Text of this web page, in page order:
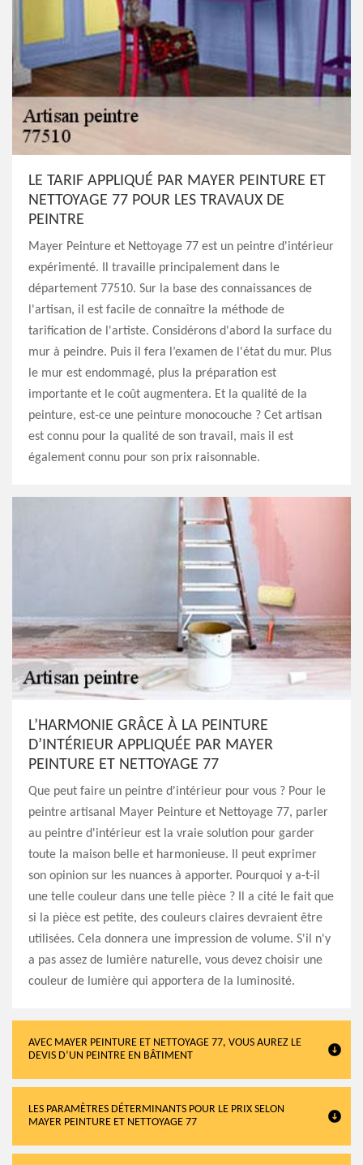
LE TARIF APPLIQUÉ PAR MAYER PEINTURE ET
NETTOYAGE 77 POUR LES TRAVAUX DE
PEINTRE
Mayer Peinture et Nettoyage 77 est un peintre d'intérieur
expérimenté. Il travaille principalement dans le
département 77510. Sur la base des connaissances de
l'artisan, il est facile de connaître la méthode de
tarification de l'artiste. Considérons d'abord la surface du
mur à peindre. Puis il fera l’examen de l'état du mur. Plus
le mur est endommagé, plus la préparation est
importante et le coût augmentera. Et la qualité de la
peinture, est-ce une peinture monocouche ? Cet artisan
est connu pour la qualité de son travail, mais il est
également connu pour son prix raisonnable.
L’HARMONIE GRÂCE À LA PEINTURE
D’INTÉRIEUR APPLIQUÉE PAR MAYER
PEINTURE ET NETTOYAGE 77
Que peut faire un peintre d'intérieur pour vous ? Pour le
peintre artisanal Mayer Peinture et Nettoyage 77, parler
au peintre d'intérieur est la vraie solution pour garder
toute la maison belle et harmonieuse. Il peut exprimer
son opinion sur les nuances à apporter. Pourquoi y a-t-il
une telle couleur dans une telle pièce ? Il a cité le fait que
si la pièce est petite, des couleurs claires devraient être
utilisées. Cela donnera une impression de volume. S'il n'y
a pas assez de lumière naturelle, vous devez choisir une
couleur de lumière qui apportera de la luminosité.
AVEC MAYER PEINTURE ET NETTOYAGE 77, VOUS AUREZ LE
DEVIS D’UN PEINTRE EN BÂTIMENT
LES PARAMÈTRES DÉTERMINANTS POUR LE PRIX SELON
MAYER PEINTURE ET NETTOYAGE 77